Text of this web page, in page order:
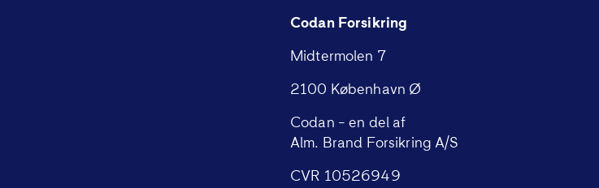
Codan Forsikring
Midtermolen 7
2100 København Ø
Codan – en del af
Alm. Brand Forsikring A/S
CVR 10526949